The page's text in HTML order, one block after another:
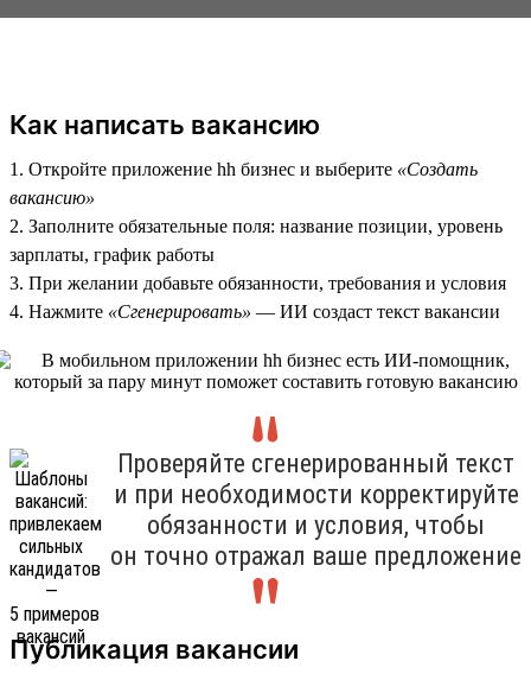
Как написать вакансию
1. Откройте приложение hh бизнес и выберите «Создать
вакансию»
2. Заполните обязательные поля: название позиции, уровень
зарплаты, график работы
3. При желании добавьте обязанности, требования и условия
4. Нажмите «Сгенерировать» — ИИ создаст текст вакансии
Проверяйте сгенерированный текст
и при необходимости корректируйте
обязанности и условия, чтобы
он точно отражал ваше предложение
Публикация вакансии